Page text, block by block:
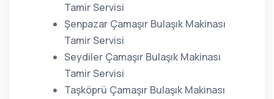
Tamir Servisi
Şenpazar Çamaşır Bulaşık Makinası
Tamir Servisi
Seydiler Çamaşır Bulaşık Makinası
Tamir Servisi
Taşköprü Çamaşır Bulaşık Makinası